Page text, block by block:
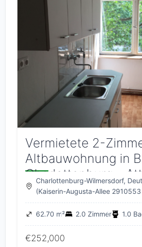
Vermietete 2-
Altbauwohnung in
Charlottenburg –
Kapitalanlage
Charlottenburg-Wilmersdorf,
(Kaiserin-Augusta-Allee 2910553
62.70 m² 2.0 Zimmer 1.0
€252,000